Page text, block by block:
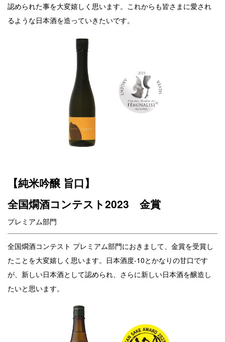
認められた事を大変嬉しく思います。これからも皆さまに愛され
るような日本酒を造っていきたいです。
【純米吟醸 旨口】
全国燗酒コンテスト2023 金賞
プレミアム部門
全国燗酒コンテスト プレミアム部門におきまして、金賞を受賞し
たことを大変嬉しく思います。日本酒度-10とかなりの甘口です
が、新しい日本酒として認められ、さらに新しい日本酒を醸造し
たいと思います。